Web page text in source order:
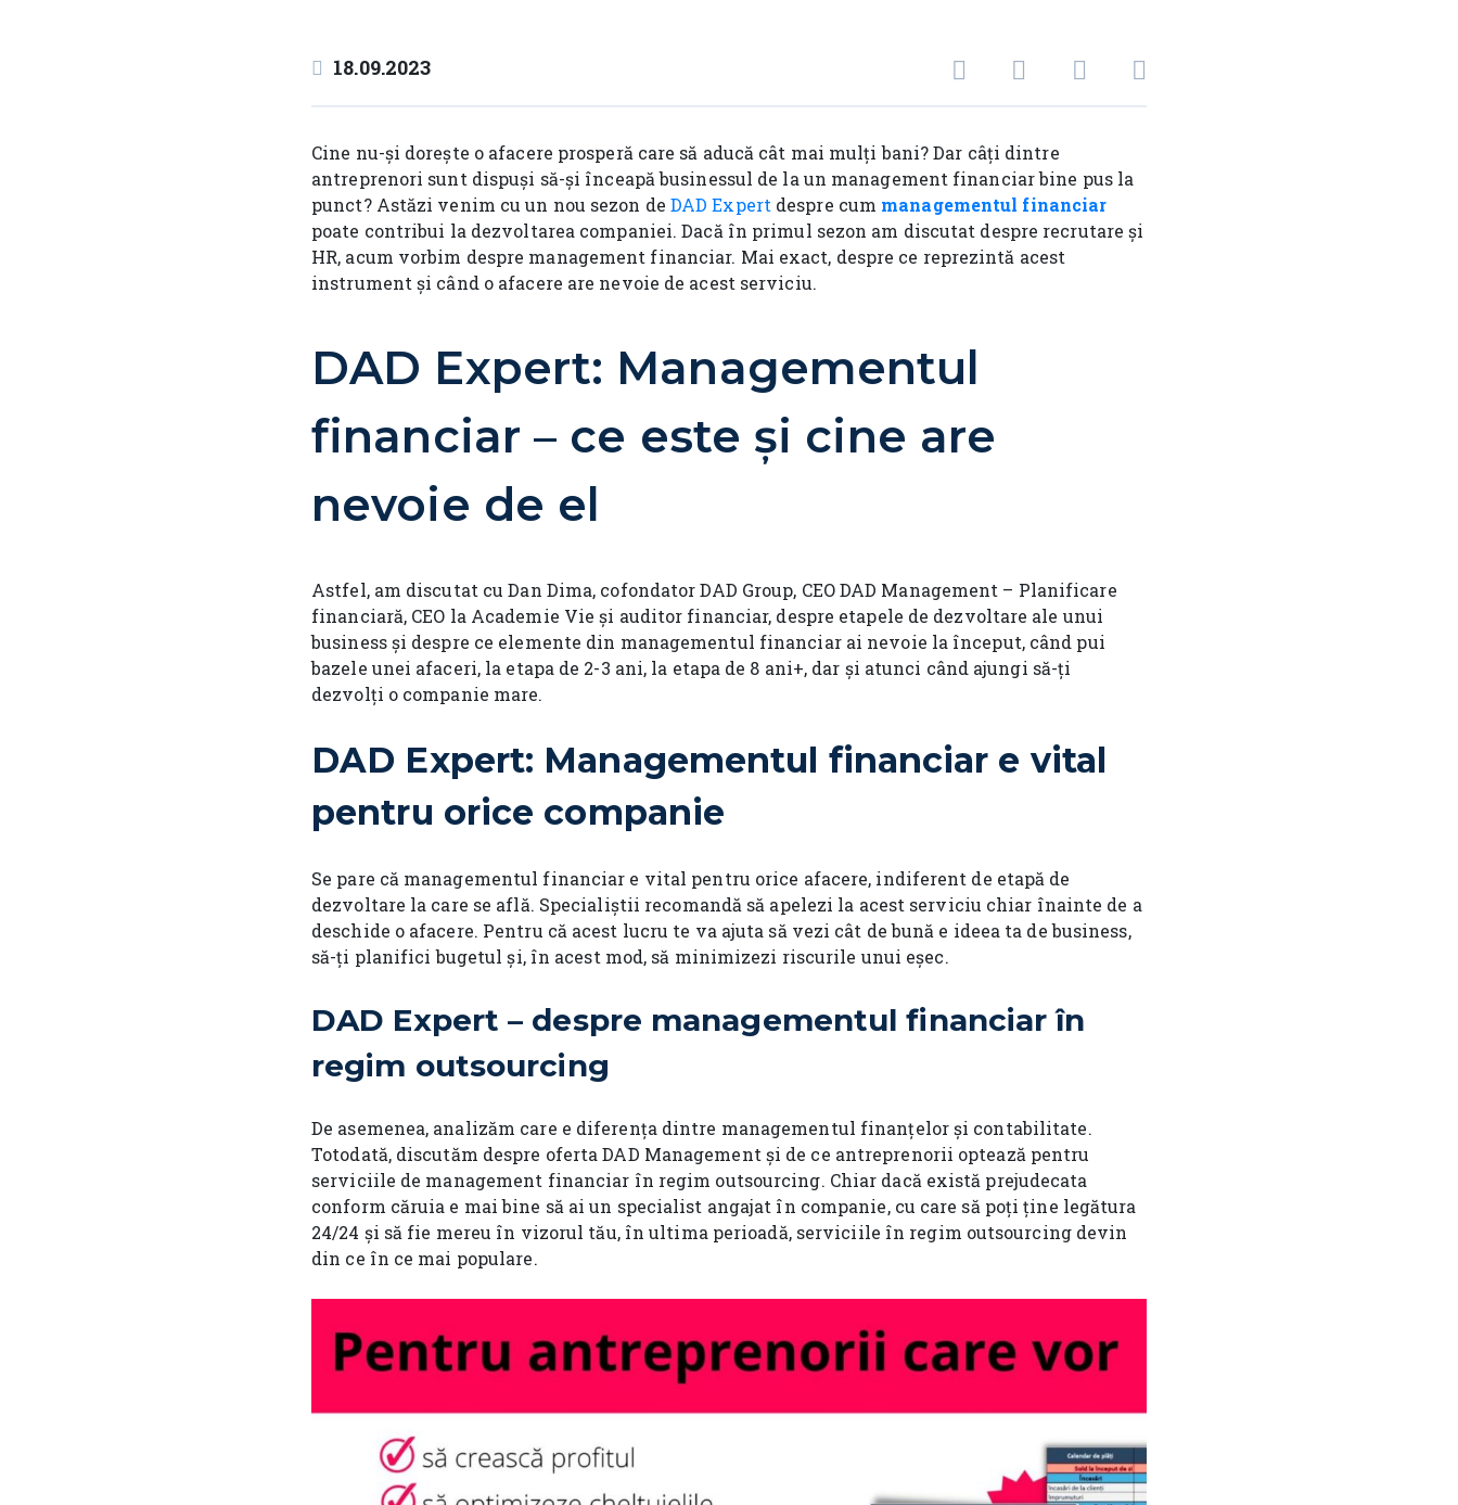
18.09.2023
Cine nu-și dorește o afacere prosperă care să aducă cât mai mulți bani? Dar câți dintre
antreprenori sunt dispuși să-și înceapă businessul de la un management financiar bine pus la
punct? Astăzi venim cu un nou sezon de DAD Expert despre cum managementul financiar
poate contribui la dezvoltarea companiei. Dacă în primul sezon am discutat despre recrutare și
HR, acum vorbim despre management financiar. Mai exact, despre ce reprezintă acest
instrument și când o afacere are nevoie de acest serviciu.
DAD Expert: Managementul
financiar – ce este și cine are
nevoie de el
Astfel, am discutat cu Dan Dima, cofondator DAD Group, CEO DAD Management – Planificare
financiară, CEO la Academie Vie și auditor financiar, despre etapele de dezvoltare ale unui
business și despre ce elemente din managementul financiar ai nevoie la început, când pui
bazele unei afaceri, la etapa de 2-3 ani, la etapa de 8 ani+, dar și atunci când ajungi să-ți
dezvolți o companie mare.
DAD Expert: Managementul financiar e vital
pentru orice companie
Se pare că managementul financiar e vital pentru orice afacere, indiferent de etapă de
dezvoltare la care se află. Specialiștii recomandă să apelezi la acest serviciu chiar înainte de a
deschide o afacere. Pentru că acest lucru te va ajuta să vezi cât de bună e ideea ta de business,
să-ți planifici bugetul și, în acest mod, să minimizezi riscurile unui eșec.
DAD Expert – despre managementul financiar în
regim outsourcing
De asemenea, analizăm care e diferența dintre managementul finanțelor și contabilitate.
Totodată, discutăm despre oferta DAD Management și de ce antreprenorii optează pentru
serviciile de management financiar în regim outsourcing. Chiar dacă există prejudecata
conform căruia e mai bine să ai un specialist angajat în companie, cu care să poți ține legătura
24/24 și să fie mereu în vizorul tău, în ultima perioadă, serviciile în regim outsourcing devin
din ce în ce mai populare.